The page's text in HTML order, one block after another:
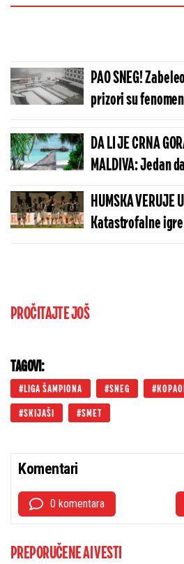
PAO SNEG!
prizori su
DA LI JE CRNA
MALDIVA: Jedan
može da košta
HUMSKA VERUJE
Katastrofalne
ulivaju
PROČITAJTE JOŠ
TAGOVI:
LIGA ŠAMPIONA SNEG
SKIJAŠI SMET
Komentari
0 komentara
PREPORUČENE AI VESTI